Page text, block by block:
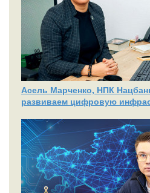
Асель Марченко, НПК
развиваем цифровую